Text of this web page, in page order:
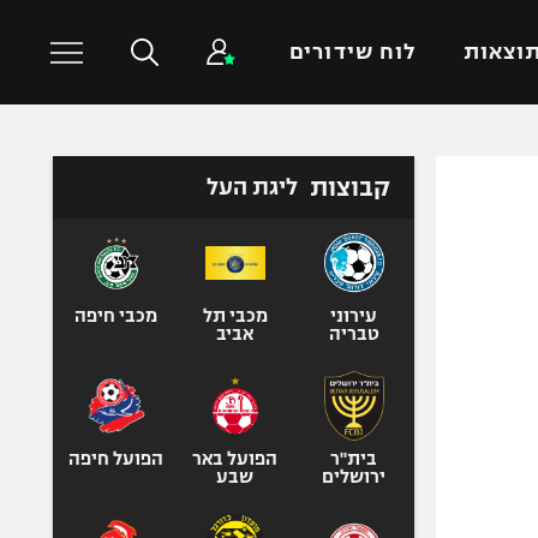
תוצאות לוח שידורים
כדורסל עולמי ענפים נוספים
כדוריד
שחייה
אגרוף
ספורט אולימפי
היאבקות WWE
קבוצות ליגת העל
עירוני
טבריה
מכבי תל
אביב
מכבי חיפה
בית"ר
ירושלים
הפועל באר
שבע
הפועל חיפה